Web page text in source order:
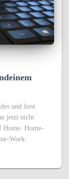
und liest
jetzt nicht
Home. Home-
Work.